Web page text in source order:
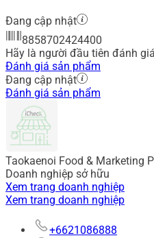
Đang cập nhật
8858702424400
Hãy là người đầu tiên đánh
Đánh giá sản phẩm
Đang cập nhật
Đánh giá sản phẩm
Taokaenoi Food & Marketing
Doanh nghiệp sở hữu
Xem trang doanh nghiệp
Xem trang doanh nghiệp
+6621086888